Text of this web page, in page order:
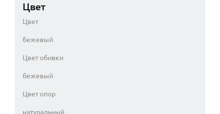
Цвет
Цвет
бежевый
Цвет обивки
бежевый
Цвет опор
натуральный